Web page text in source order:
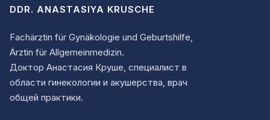
DDR. ANASTASIYA KRUSCHE
Fachärztin für Gynäkologie und Geburtshilfe,
Ärztin für Allgemeinmedizin.
Доктор Анастасия Круше, специалист в
области гинекологии и акушерства, врач
общей практики.